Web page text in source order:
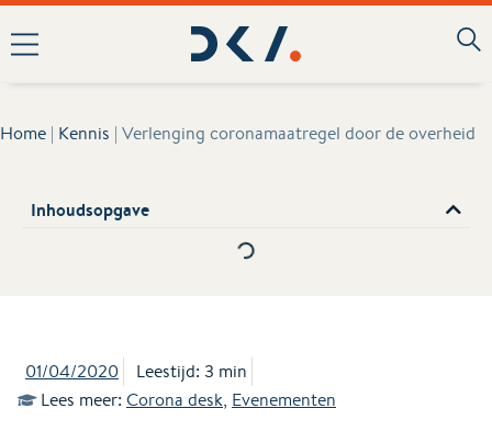
Home | Kennis | Verlenging coronamaatregel door de overheid
Inhoudsopgave
01/04/2020
Leestijd: 3 min
Lees meer: Corona desk, Evenementen